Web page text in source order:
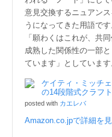
意見交換するニュアン
うになってきた用語で
「願わくはこれが、共
成熟した関係性の一部
ています」としています
ケイティ・ミッチ
の14段階式クラフ
posted with カエレバ
Amazon.co.jpで詳細を